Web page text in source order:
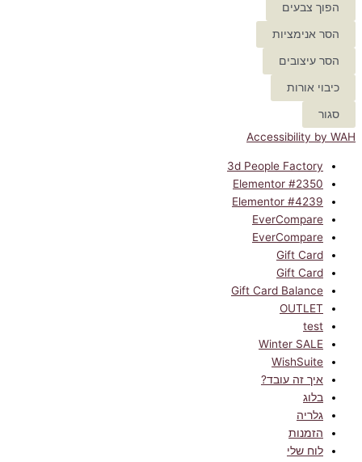
הפוך צבעים
הסר אנימציות
הסר עיצובים
כיבוי אורות
סגור
Accessibility by WAH
3d People Factory
Elementor #2350
Elementor #4239
EverCompare
EverCompare
Gift Card
Gift Card
Gift Card Balance
OUTLET
test
Winter SALE
WishSuite
איך זה עובד?
בלוג
גלריה
הזמנות
לוח שלי